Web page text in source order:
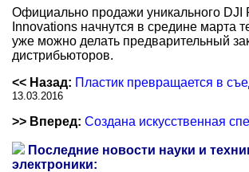
Официально продажи уникального DJI
Innovations начнутся в средине марта
уже можно делать предварительный
дистрибьюторов.
<< Назад: Пластик превращается в
13.03.2016
>> Вперед: Создана искусственная
Последние новости науки и
электроники: